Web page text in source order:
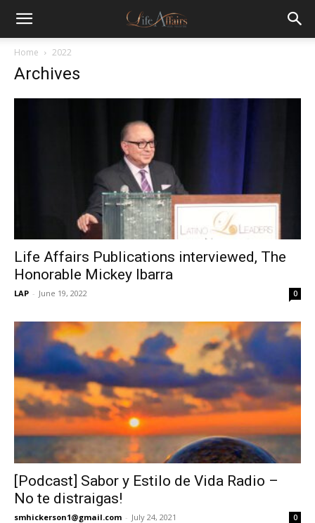
Home 2022
Archives
Life Affairs Publications interviewed, The
Honorable Mickey Ibarra
LAP - June 19, 2022 0
[Podcast] Sabor y Estilo de Vida Radio –
No te distraigas!
smhickerson1@gmail.com - July 24, 2021 0